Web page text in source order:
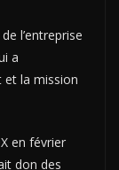
l’entreprise
a
et la mission
en février
don des